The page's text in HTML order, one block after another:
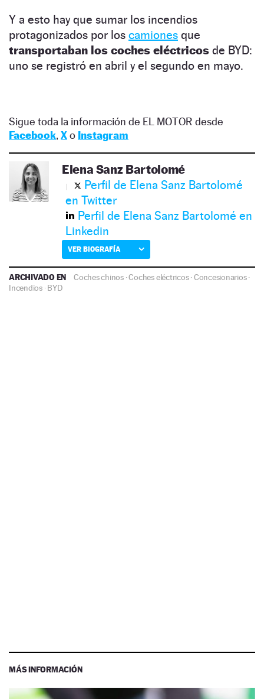
Y a esto hay que sumar los incendios
protagonizados por los camiones que
transportaban los coches eléctricos de BYD:
uno se registró en abril y el segundo en mayo.
Sigue toda la información de EL MOTOR desde
Facebook, Xo Instagram
Elena Sanz Bartolomé
Perfil de Elena Sanz Bartolomé
en Twitter
Perfil de Elena Sanz Bartolomé en
Linkedin
VER BIOGRAFÍA
ARCHIVADO EN Coches chinos ·Coches eléctricos·Concesionarios·
Incendios·BYD
MÁS INFORMACIÓN